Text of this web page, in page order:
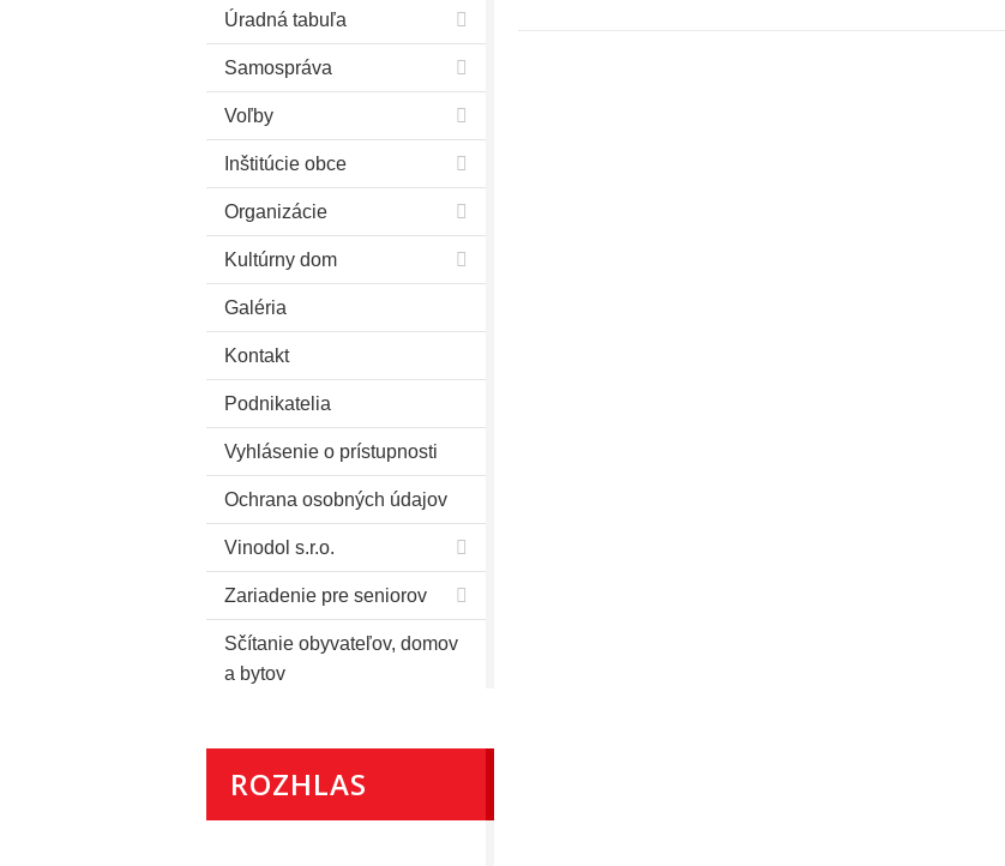
Úradná tabuľa
Samospráva
Voľby
Inštitúcie obce
Organizácie
Kultúrny dom
Galéria
Kontakt
Podnikatelia
Vyhlásenie o prístupnosti
Ochrana osobných údajov
Vinodol s.r.o.
Zariadenie pre seniorov
Sčítanie obyvateľov, domov
a bytov
ROZHLAS